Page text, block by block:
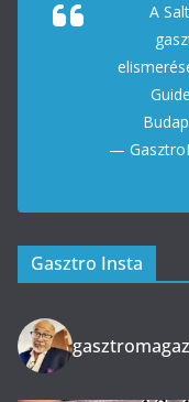
A
—
Gasztro Insta